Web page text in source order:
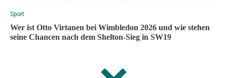
Sport
Wer ist Otto Virtanen bei Wimbledon 2026 und wie stehen
seine Chancen nach dem Shelton-Sieg in SW19